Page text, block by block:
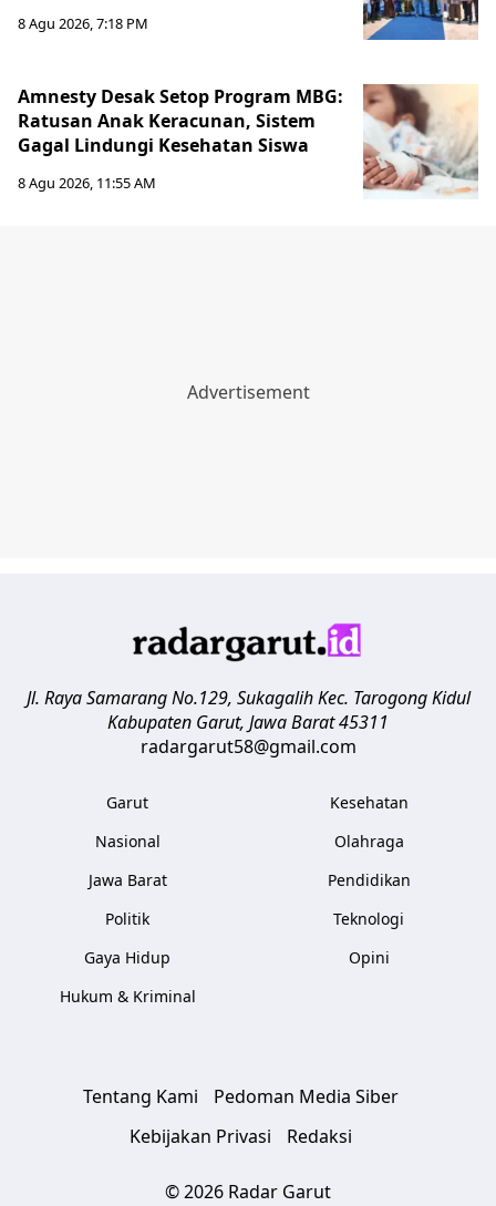
8 Agu 2026, 7:18 PM
Amnesty Desak Setop Program MBG:
Ratusan Anak Keracunan, Sistem
Gagal Lindungi Kesehatan Siswa
8 Agu 2026, 11:55 AM
Jl. Raya Samarang No.129, Sukagalih Kec. Tarogong Kidul
Kabupaten Garut, Jawa Barat45311
radargarut58@gmail.com
Garut
Nasional
Jawa Barat
Politik
Gaya Hidup
Hukum & Kriminal
Kesehatan
Olahraga
Pendidikan
Teknologi
Opini
Tentang Kami
Pedoman Media Siber
Kebijakan Privasi
Redaksi
© 2026 Radar Garut